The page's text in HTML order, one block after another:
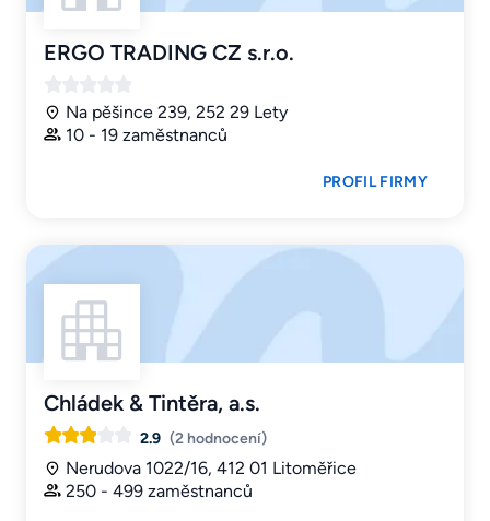
ERGO TRADING CZ s.r.o.
Na pěšince 239, 252 29 Lety
10 - 19 zaměstnanců
PROFIL FIRMY
Chládek & Tintěra, a.s.
2.9 (2 hodnocení)
Nerudova 1022/16, 412 01 Litoměřice
250 - 499 zaměstnanců